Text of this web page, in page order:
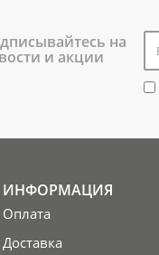
на
и акции
ИНФОРМАЦИЯ
Оплата
Доставка